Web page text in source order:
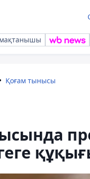
Қоғам тынысы